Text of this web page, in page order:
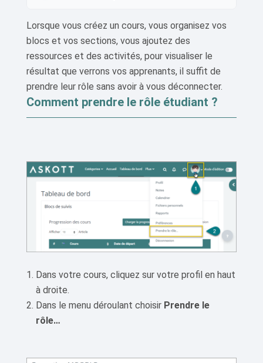
Lorsque vous créez un cours, vous organisez vos
blocs et vos sections, vous ajoutez des
ressources et des activités, pour visualiser le
résultat que verrons vos apprenants, il suffit de
prendre leur rôle sans avoir à vous déconnecter.
Comment prendre le rôle étudiant ?
Dans votre cours, cliquez sur votre profil en haut
à droite.
Dans le menu déroulant choisir Prendre le
rôle…